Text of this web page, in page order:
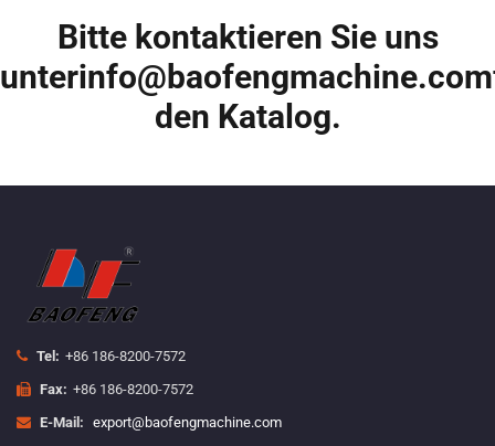
Bitte kontaktieren Sie uns
unterinfo@baofengmachine.com
den Katalog.
Tel: +86 186-8200-7572
Fax: +86 186-8200-7572
E-Mail: export@baofengmachine.com